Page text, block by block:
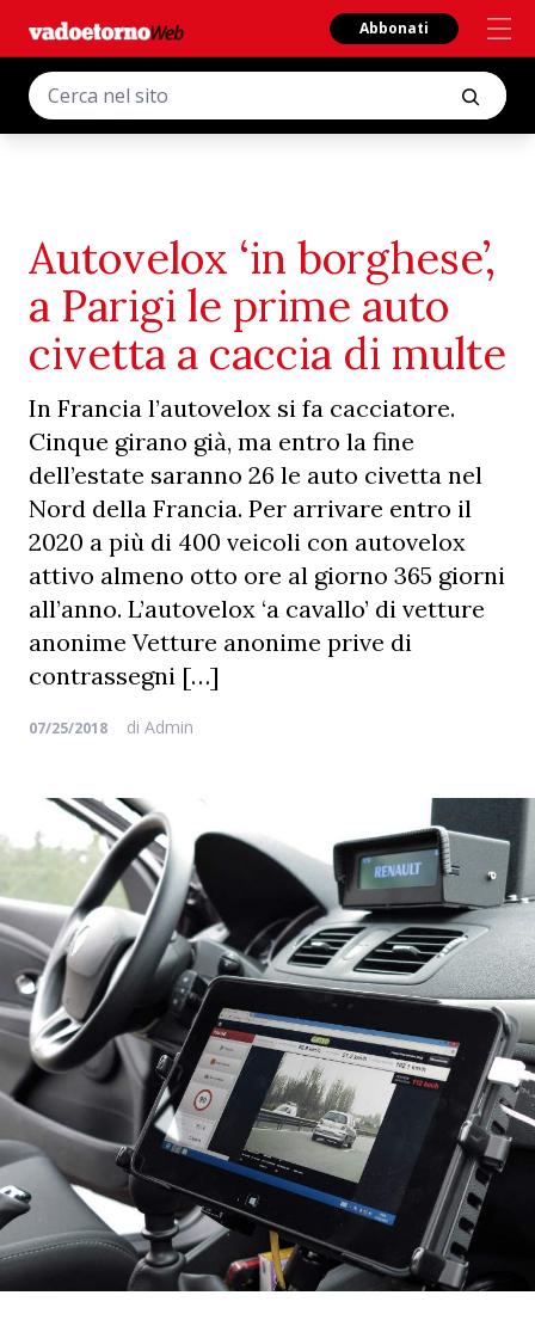
Abbonati
Autovelox ‘in borghese’,
a Parigi le prime auto
civetta a caccia di multe
In Francia l’autovelox si fa cacciatore.
Cinque girano già, ma entro la fine
dell’estate saranno 26 le auto civetta nel
Nord della Francia. Per arrivare entro il
2020 a più di 400 veicoli con autovelox
attivo almeno otto ore al giorno 365 giorni
all’anno. L’autovelox ‘a cavallo’ di vetture
anonime Vetture anonime prive di
contrassegni […]
07/25/2018 di Admin